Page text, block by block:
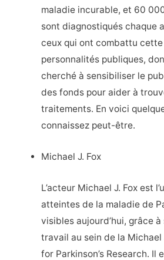
maladie incurable, et 60
sont diagnostiqués chaque
ceux qui ont combattu
personnalités publiques,
cherché à sensibiliser le
des fonds pour aider à
traitements. En voici
connaissez peut-être.
Michael J. Fox
L’acteur Michael J. Fox est
atteintes de la maladie de
visibles aujourd’hui, grâce
travail au sein de la Michael
for Parkinson’s Research. Il